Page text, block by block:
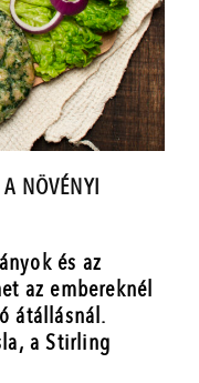
NÖVÉNYI
és az
az embereknél
átállásnál.
a Stirling